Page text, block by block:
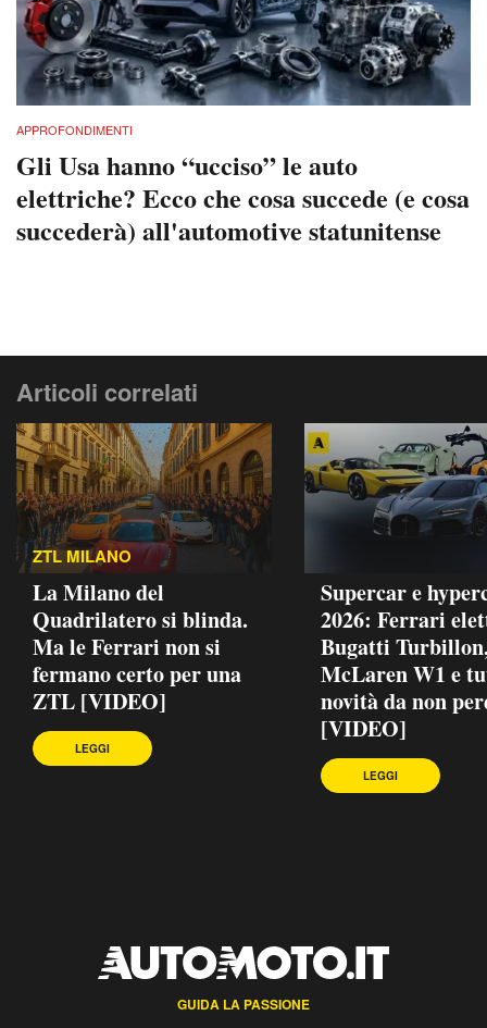
APPROFONDIMENTI
Gli Usa hanno “ucciso” le auto
elettriche? Ecco che cosa succede (e cosa
succederà) all'automotive statunitense
Articoli correlati
ZTL MILANO
La Milano del
Quadrilatero si blinda.
Ma le Ferrari non si
fermano certo per una
ZTL [VIDEO]
LEGGI
Supercar e
2026: Ferrari
Bugatti
McLaren W1 e
novità da non
[VIDEO]
LEGGI
GUIDA LA PASSIONE